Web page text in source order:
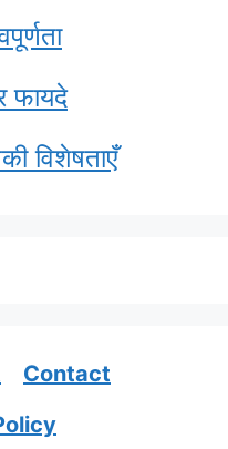
फायदे
विशेषताएँ
Contact